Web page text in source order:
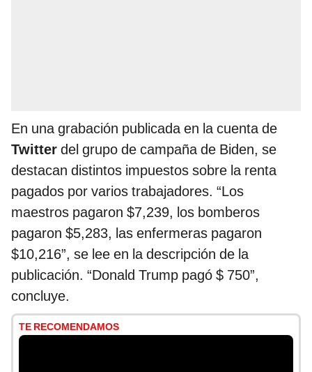
En una grabación publicada en la cuenta de
Twitter del grupo de campaña de Biden, se
destacan distintos impuestos sobre la renta
pagados por varios trabajadores. “Los
maestros pagaron $7,239, los bomberos
pagaron $5,283, las enfermeras pagaron
$10,216”, se lee en la descripción de la
publicación. “Donald Trump pagó $ 750”,
concluye.
TE RECOMENDAMOS